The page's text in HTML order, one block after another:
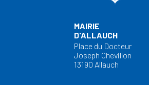
presque rural,
Jacob fait la
connaissance d’une
horde de chiens qui
parlent.
MAIRIE
D'ALLAUCH
Place du Docteur
Joseph Chevillon
13190 Allauch